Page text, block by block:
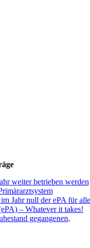
weiter betrieben werden
Jahr null der ePA für alle
– Whatever it takes!
gegangenen,